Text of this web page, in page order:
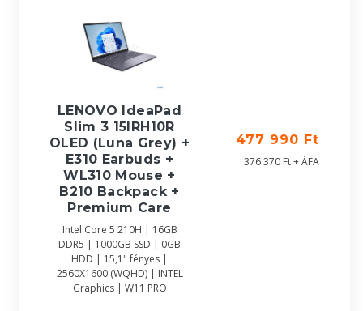
LENOVO IdeaPad
Slim 3 15IRH10R
OLED (Luna Grey) +
E310 Earbuds +
WL310 Mouse +
B210 Backpack +
Premium Care
Intel Core 5 210H | 16GB
DDR5 | 1000GB SSD | 0GB
HDD | 15,1" fényes |
2560X1600 (WQHD) | INTEL
Graphics | W11 PRO
477 990 Ft
376 370 Ft + ÁFA